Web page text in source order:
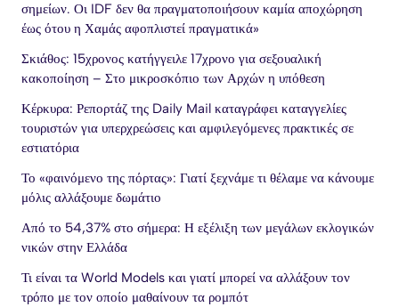
σημείων. Οι IDF δεν θα πραγματοποιήσουν καμία αποχώρηση
έως ότου η Χαμάς αφοπλιστεί πραγματικά»
Σκιάθος: 15χρονος κατήγγειλε 17χρονο για σεξουαλική
κακοποίηση – Στο μικροσκόπιο των Αρχών η υπόθεση
Κέρκυρα: Ρεπορτάζ της Daily Mail καταγράφει καταγγελίες
τουριστών για υπερχρεώσεις και αμφιλεγόμενες πρακτικές σε
εστιατόρια
Το «φαινόμενο της πόρτας»: Γιατί ξεχνάμε τι θέλαμε να κάνουμε
μόλις αλλάξουμε δωμάτιο
Από το 54,37% στο σήμερα: Η εξέλιξη των μεγάλων εκλογικών
νικών στην Ελλάδα
Τι είναι τα World Models και γιατί μπορεί να αλλάξουν τον
τρόπο με τον οποίο μαθαίνουν τα ρομπότ